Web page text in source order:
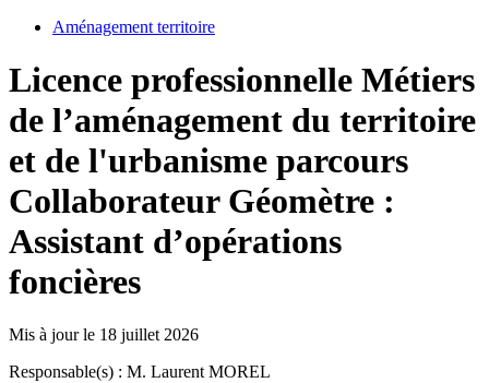
Aménagement territoire
Licence professionnelle Métiers
de l’aménagement du territoire
et de l'urbanisme parcours
Collaborateur Géomètre :
Assistant d’opérations
foncières
Mis à jour le 18 juillet 2026
Responsable(s) : M. Laurent MOREL